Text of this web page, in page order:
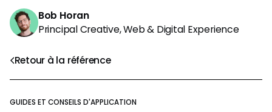
Retour à la référence
GUIDES ET CONSEILS D'APPLICATION
Bob Horan
Principal Creative, Web & Digital Experience